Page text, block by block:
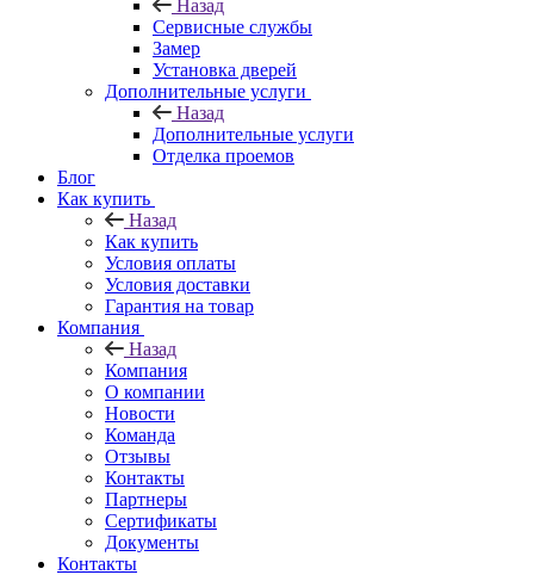
Назад
Сервисные службы
Замер
Установка дверей
Дополнительные услуги
Назад
Дополнительные услуги
Отделка проемов
Блог
Как купить
Назад
Как купить
Условия оплаты
Условия доставки
Гарантия на товар
Компания
Назад
Компания
О компании
Новости
Команда
Отзывы
Контакты
Партнеры
Сертификаты
Документы
Контакты